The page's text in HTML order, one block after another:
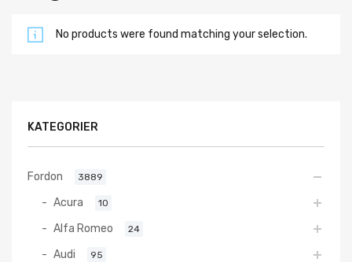
No products were found matching your selection.
KATEGORIER
Fordon 3889
Acura 10
Alfa Romeo 24
Audi 95